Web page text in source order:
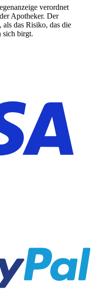
verordnet
Apotheker. Der
als das Risiko, das die
sich birgt.